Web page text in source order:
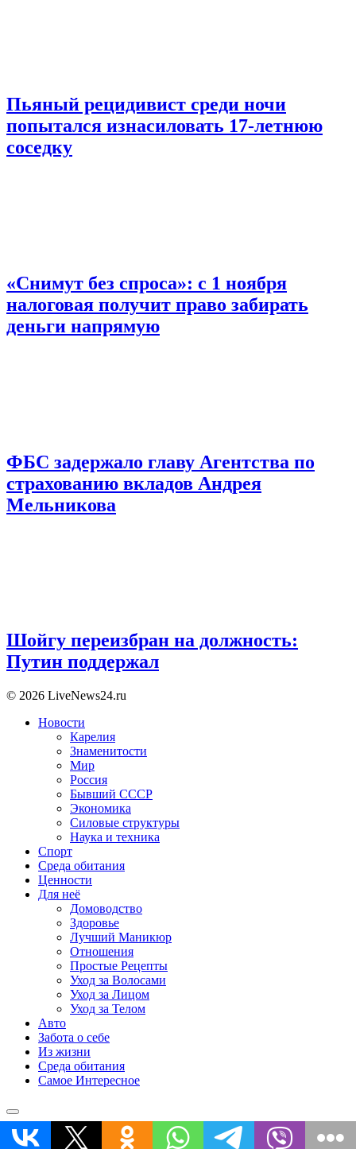
Пьяный рецидивист среди ночи
попытался изнасиловать 17-летнюю
соседку
«Снимут без спроса»: с 1 ноября
налоговая получит право забирать
деньги напрямую
ФБС задержало главу Агентства по
страхованию вкладов Андрея
Мельникова
Шойгу переизбран на должность:
Путин поддержал
© 2026 LiveNews24.ru
Новости
Карелия
Знаменитости
Мир
Россия
Бывший СССР
Экономика
Силовые структуры
Наука и техника
Спорт
Среда обитания
Ценности
Для неё
Домоводство
Здоровье
Лучший Маникюр
Отношения
Простые Рецепты
Уход за Волосами
Уход за Лицом
Уход за Телом
Авто
Забота о себе
Из жизни
Среда обитания
Самое Интересное